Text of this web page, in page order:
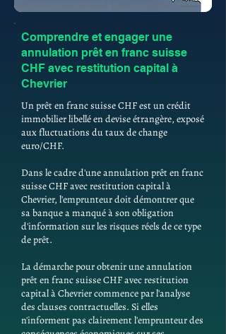
Comprendre et engager une
annulation prêt en franc suisse
CHF avec restitution capital à
Chevrier
Un prêt en franc suisse CHF est un crédit
immobilier libellé en devise étrangère, exposé
aux fluctuations du taux de change
euro/CHF.
Dans le cadre d'une annulation prêt en franc
suisse CHF avec restitution capital à
Chevrier, l'emprunteur doit démontrer que
sa banque a manqué à son obligation
d'information sur les risques réels de ce type
de prêt.
La démarche pour obtenir une annulation
prêt en franc suisse CHF avec restitution
capital à Chevrier commence par l'analyse
des clauses contractuelles. Si elles
n'informent pas clairement l'emprunteur des